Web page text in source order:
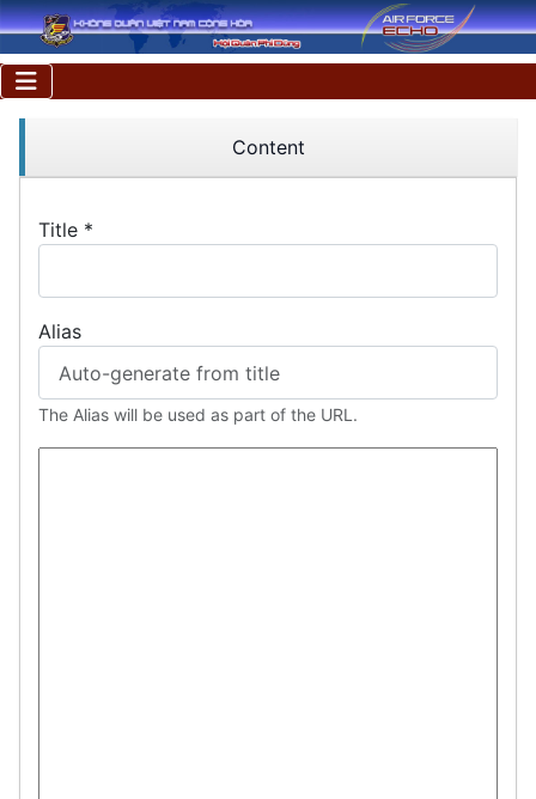
Content
Title *
Alias
The Alias will be used as part of the URL.